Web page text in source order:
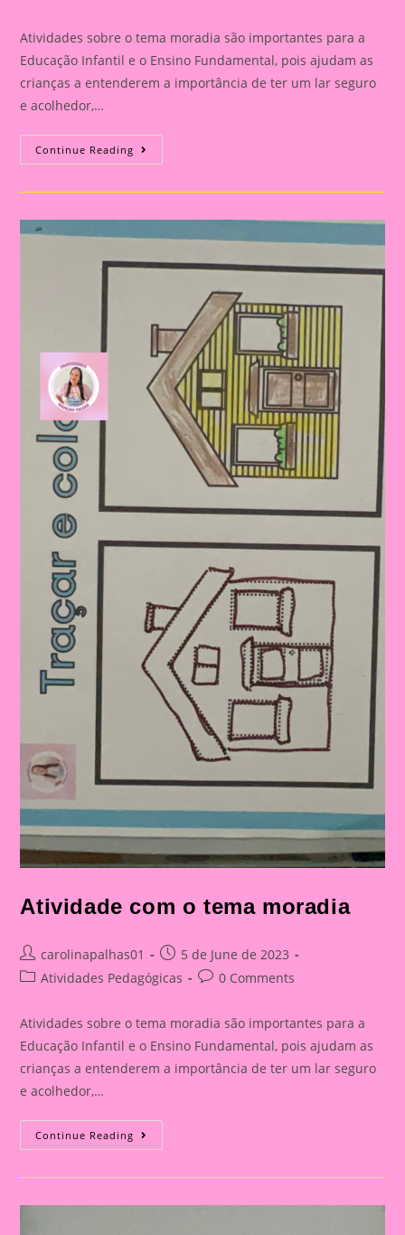
Atividades sobre o tema moradia são importantes para a
Educação Infantil e o Ensino Fundamental, pois ajudam as
crianças a entenderem a importância de ter um lar seguro
e acolhedor,…
Continue Reading Atividade
Com
Tema
Atividade com o tema moradia
Post
author:
carolinapalhas01
Post
published:
5 de June de 2023
PostAtividades Pedagógicas
Post0 Comments
Atividades sobre o tema moradia são importantes para a
Educação Infantil e o Ensino Fundamental, pois ajudam as
crianças a entenderem a importância de ter um lar seguro
e acolhedor,…
Continue Reading Atividade
Com